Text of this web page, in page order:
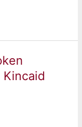
Kincaid